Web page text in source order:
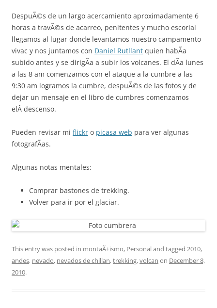
DespuÃ©s de un largo acercamiento aproximadamente 6
horas a travÃ©s de acarreo, penitentes y mucho escorial
llegamos al lugar donde levantamos nuestro campamento
vivac y nos juntamos con Daniel Rutllant quien habÃ­a
subido antes y se dirigÃ­a a subir los volcanes. El dÃ­a lunes
a las 8 am comenzamos con el ataque a la cumbre a las
9:30 am logramos la cumbre, despuÃ©s de las fotos y de
dejar un mensaje en el libro de cumbres comenzamos
elÂ descenso.
Pueden revisar mi flickr o picasa web para ver algunas
fotografÃ­as.
Algunas notas mentales:
Comprar bastones de trekking.
Volver para ir por el glaciar.
This entry was posted in montaÃ±ismo, Personaland tagged 2010,
andes, nevado, nevados de chillan,trekking,volcan on December 8,
2010.